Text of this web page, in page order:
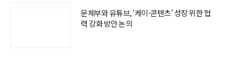
문체부와 유튜브, ‘케이-콘텐츠’ 성장 위한 협
력 강화 방안 논의